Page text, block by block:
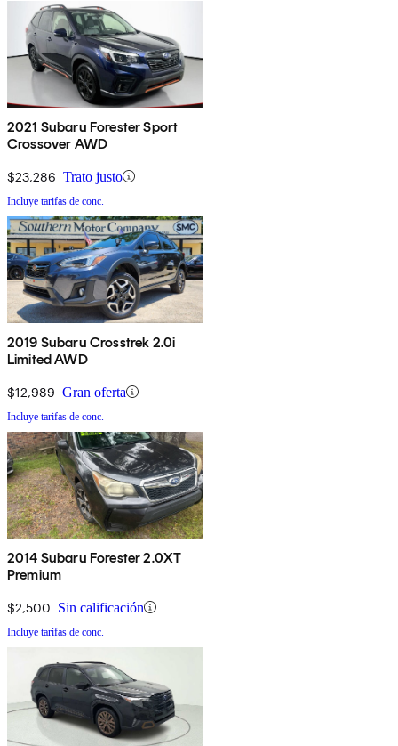
2021 Subaru Forester Sport
Crossover AWD
$23,286 Trato justo
Incluye tarifas de conc.
2019 Subaru Crosstrek 2.0i
Limited AWD
$12,989 Gran oferta
Incluye tarifas de conc.
2014 Subaru Forester 2.0XT
Premium
$2,500 Sin calificación
Incluye tarifas de conc.